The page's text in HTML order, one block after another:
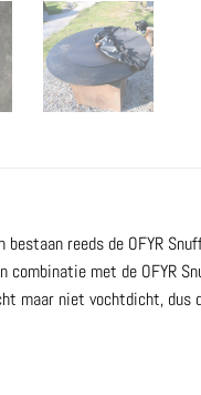
reeds de OFYR
met de OFYR
niet vochtdicht,